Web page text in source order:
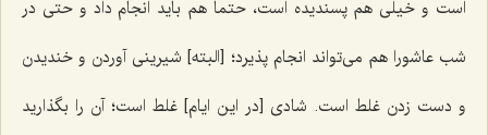
است و خیلی هم پسندیده است، حتماً هم باید انجام داد و حتی در
شب عاشورا هم می‌تواند انجام پذیرد؛ [البته] شیرینی آوردن و خندیدن
و دست زدن غلط است. شادی [در این ایام] غلط است؛ آن را بگذارید